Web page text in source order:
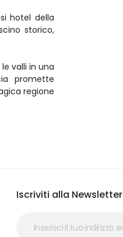
hotel della
storico,
valli in una
promette
regione
Iscriviti alla Newsletter